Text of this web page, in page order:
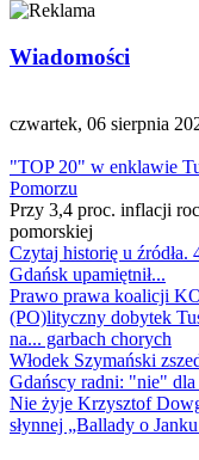
Wiadomości
czwartek, 06 sierpnia
"TOP 20" w enklawie
Pomorzu
Przy 3,4 proc. inflacji
pomorskiej
Czytaj historię u
Gdańsk upamiętnił...
Prawo prawa koalicji
(PO)lityczny dobytek
na... garbach chorych
Włodek Szymański
Gdańscy radni: "nie"
Nie żyje Krzysztof
słynnej „Ballady o